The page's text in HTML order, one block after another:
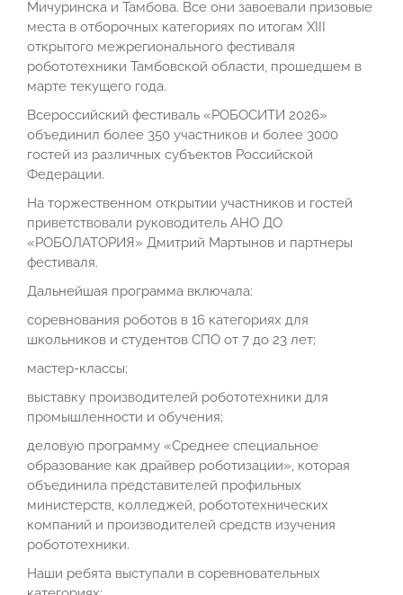
Мичуринска и Тамбова. Все они завоевали призовые
места в отборочных категориях по итогам XIII
открытого межрегионального фестиваля
робототехники Тамбовской области, прошедшем в
марте текущего года.
Всероссийский фестиваль «РОБОСИТИ 2026»
объединил более 350 участников и более 3000
гостей из различных субъектов Российской
Федерации.
На торжественном открытии участников и гостей
приветствовали руководитель АНО ДО
«РОБОЛАТОРИЯ» Дмитрий Мартынов и партнеры
фестиваля.
Дальнейшая программа включала:
соревнования роботов в 16 категориях для
школьников и студентов СПО от 7 до 23 лет;
мастер-классы;
выставку производителей робототехники для
промышленности и обучения;
деловую программу «Среднее специальное
образование как драйвер роботизации», которая
объединила представителей профильных
министерств, колледжей, робототехнических
компаний и производителей средств изучения
робототехники.
Наши ребята выступали в соревновательных